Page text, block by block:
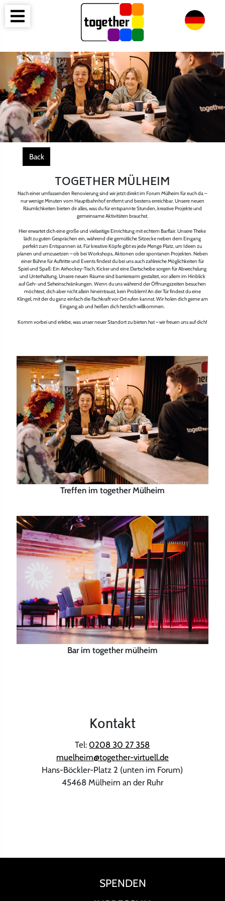
Back
TOGETHER MÜLHEIM
Nach einer umfassenden Renovierung sind wir jetzt direkt im Forum Mülheim für euch da –
nur wenige Minuten vom Hauptbahnhof entfernt und bestens erreichbar. Unsere neuen
Räumlichkeiten bieten dir alles, was du für entspannte Stunden, kreative Projekte und
gemeinsame Aktivitäten brauchst.
Hier erwartet dich eine große und vielseitige Einrichtung mit echtem Barflair. Unsere Theke
lädt zu guten Gesprächen ein, während die gemütliche Sitzecke neben dem Eingang
perfekt zum Entspannen ist. Für kreative Köpfe gibt es jede Menge Platz, um Ideen zu
planen und umzusetzen – ob bei Workshops, Aktionen oder spontanen Projekten. Neben
einer Bühne für Auftritte und Events findest du bei uns auch zahlreiche Möglichkeiten für
Spiel und Spaß: Ein Airhockey-Tisch, Kicker und eine Dartscheibe sorgen für Abwechslung
und Unterhaltung. Unsere neuen Räume sind barrierearm gestaltet, vor allem im Hinblick
auf Geh- und Seheinschränkungen. Wenn du uns während der Öffnungszeiten besuchen
möchtest, dich aber nicht allein hineintraust, kein Problem! An der Tür findest du eine
Klingel, mit der du ganz einfach die Fachkraft vor Ort rufen kannst. Wir holen dich gerne am
Eingang ab und heißen dich herzlich willkommen.
Komm vorbei und erlebe, was unser neuer Standort zu bieten hat – wir freuen uns auf dich!
Treffen im together Mülheim
Bar im together mülheim
Kontakt
Tel: 0208 30 27 358
muelheim@together-virtuell.de
Hans-Böckler-Platz 2 (unten im Forum)
45468 Mülheim an der Ruhr
SPENDEN